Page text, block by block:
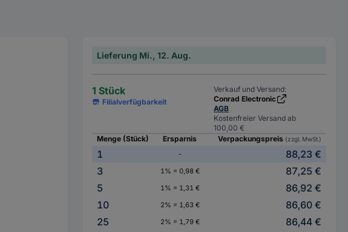
Lieferung Mi., 12. Aug.
1 Stück
Filialverfügbarkeit
Verkauf und Versand:
Conrad Electronic
AGB
Kostenfreier Versand ab
100,00 €
Menge (Stück)
Ersparnis Verpackungspreis (zzgl. MwSt.)
1 -
88,23 €
3
1% = 0,98 €
87,25 €
5
1% = 1,31 €
86,92 €
10
2% = 1,63 €
86,60 €
25
2% = 1,79 € 86,44 €